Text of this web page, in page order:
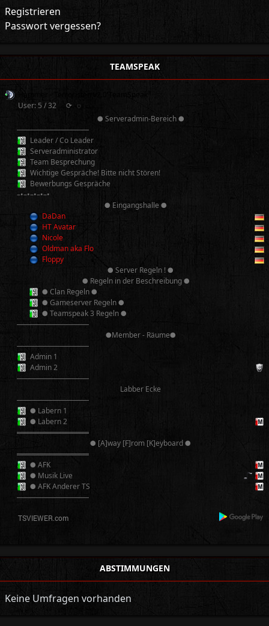
Registrieren
Passwort vergessen?
TEAMSPEAK
User: 5 / 32
⟳ ◌
● Serveradmin-Bereich ●
──────────
Leader / Co Leader
Serveradministrator
Team Besprechung
Wichtige Gespräche! Bitte nicht Stören!
Bewerbungs Gespräche
–•–•–•–•–•
● Eingangshalle ●
DaDan
HT Avatar
Nicole
Oldman aka Flo
Floppy
● Server Regeln ! ●
● Regeln in der Beschreibung ●
● Clan Regeln ●
● Gameserver Regeln ●
● Teamspeak 3 Regeln ●
──────────
●Member - Räume●
──────────
Admin 1
Admin 2
──────────
Labber Ecke
──────────
● Labern 1
● Labern 2
══════════
● [A]way [F]rom [K]eyboard ●
══════════
● AFK
● Musik Live
● AFK Anderer TS
──────────
ABSTIMMUNGEN
Keine Umfragen vorhanden